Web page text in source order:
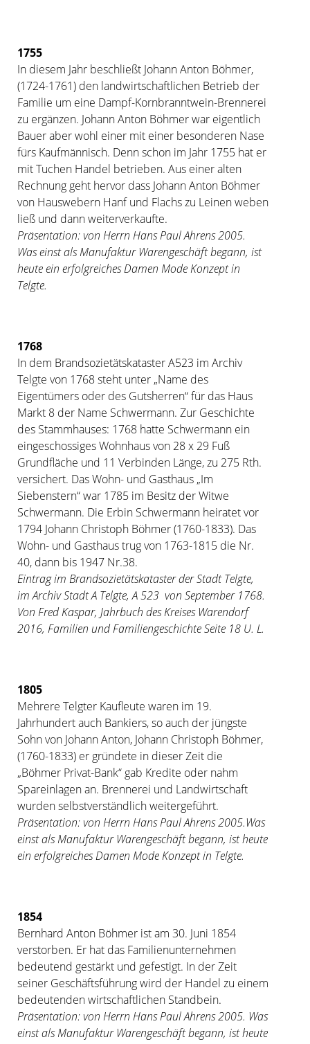
1755
In diesem Jahr beschließt Johann Anton Böhmer,
(1724-1761) den landwirtschaftlichen Betrieb der
Familie um eine Dampf-Kornbranntwein-Brennerei
zu ergänzen. Johann Anton Böhmer war eigentlich
Bauer aber wohl einer mit einer besonderen Nase
fürs Kaufmännisch. Denn schon im Jahr 1755 hat er
mit Tuchen Handel betrieben. Aus einer alten
Rechnung geht hervor dass Johann Anton Böhmer
von Hauswebern Hanf und Flachs zu Leinen weben
ließ und dann weiterverkaufte.
Präsentation: von Herrn Hans Paul Ahrens 2005.
Was einst als Manufaktur Warengeschäft begann, ist
heute ein erfolgreiches Damen Mode Konzept in
Telgte.
1768
In dem Brandsozietätskataster A523 im Archiv
Telgte von 1768 steht unter „Name des
Eigentümers oder des Gutsherren“ für das Haus
Markt 8 der Name Schwermann. Zur Geschichte
des Stammhauses: 1768 hatte Schwermann ein
eingeschossiges Wohnhaus von 28 x 29 Fuß
Grundfläche und 11 Verbinden Länge, zu 275 Rth.
versichert. Das Wohn- und Gasthaus „Im
Siebenstern“ war 1785 im Besitz der Witwe
Schwermann. Die Erbin Schwermann heiratet vor
1794 Johann Christoph Böhmer (1760-1833). Das
Wohn- und Gasthaus trug von 1763-1815 die Nr.
40, dann bis 1947 Nr.38.
Eintrag im Brandsozietätskataster der Stadt Telgte,
im Archiv Stadt A Telgte, A 523 von September 1768.
Von Fred Kaspar, Jahrbuch des Kreises Warendorf
2016, Familien und Familiengeschichte Seite 18 U. L.
1805
Mehrere Telgter Kaufleute waren im 19.
Jahrhundert auch Bankiers, so auch der jüngste
Sohn von Johann Anton, Johann Christoph Böhmer,
(1760-1833) er gründete in dieser Zeit die
„Böhmer Privat-Bank“ gab Kredite oder nahm
Spareinlagen an. Brennerei und Landwirtschaft
wurden selbstverständlich weitergeführt.
Präsentation: von Herrn Hans Paul Ahrens 2005.Was
einst als Manufaktur Warengeschäft begann, ist heute
ein erfolgreiches Damen Mode Konzept in Telgte.
1854
Bernhard Anton Böhmer ist am 30. Juni 1854
verstorben. Er hat das Familienunternehmen
bedeutend gestärkt und gefestigt. In der Zeit
seiner Geschäftsführung wird der Handel zu einem
bedeutenden wirtschaftlichen Standbein.
Präsentation: von Herrn Hans Paul Ahrens 2005. Was
einst als Manufaktur Warengeschäft begann, ist heute